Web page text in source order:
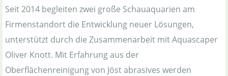
Seit 2014 begleiten zwei große Schauaquarien am
Firmenstandort die Entwicklung neuer Lösungen,
unterstützt durch die Zusammenarbeit mit Aquascaper
Oliver Knott. Mit Erfahrung aus der
Oberflächenreinigung von Jöst abrasives werden